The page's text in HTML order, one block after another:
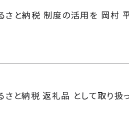
と納税 制度の活用を 岡村
と納税 返礼品 として取り扱